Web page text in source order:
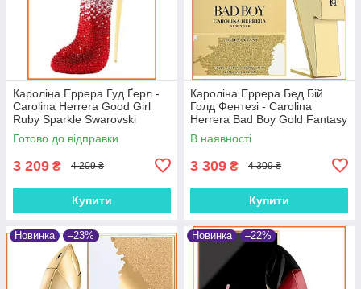
Кароліна Еррера Гуд Ґерл -
Carolina Herrera Good Girl
Ruby Sparkle Swarovski
парфумована вода 80 ml.
Готово до відправки
3 209 ₴ 4 209 ₴
Купити
Кароліна Еррера Бед Бій
Голд Фентезі - Carolina
Herrera Bad Boy Gold Fantasy
парфумована вода 100 ml.
В наявності
3 309 ₴ 4 309 ₴
Купити
Новинка –23% Новинка –22%